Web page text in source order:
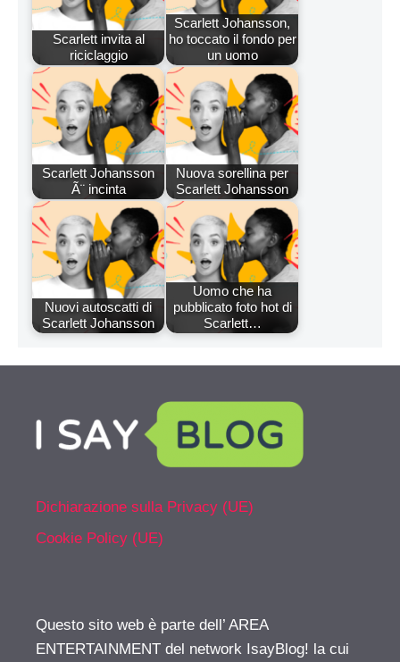
Scarlett invita al
riciclaggio
Scarlett Johansson,
ho toccato il fondo per
un uomo
Scarlett Johansson
Ã¨ incinta
Nuova sorellina per
Scarlett Johansson
Nuovi autoscatti di
Scarlett Johansson
Uomo che ha
pubblicato foto hot di
Scarlett…
Dichiarazione sulla Privacy (UE)
Cookie Policy (UE)
Questo sito web è parte dell’ AREA
ENTERTAINMENT del network IsayBlog! la cui